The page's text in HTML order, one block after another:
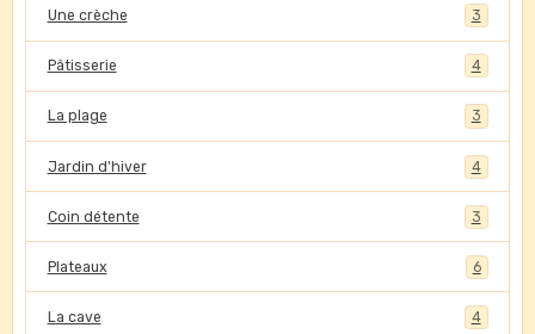
Une crèche 3
Pâtisserie 4
La plage 3
Jardin d'hiver 4
Coin détente 3
Plateaux 6
La cave 4